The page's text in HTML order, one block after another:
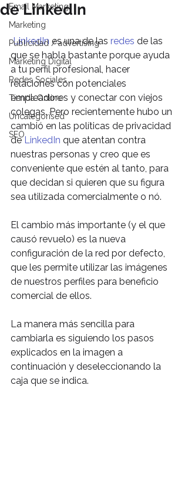
Email Marketing
Marketing
Publicidad / advertising
Marketing Digital
Redes Sociales
Tienda Online
Uncategorised
SEO
de LinkedIn
LinkedIn es una de las redes de las
que se habla bastante porque ayuda
a tu perfil profesional, hacer
relaciones con potenciales
empleadores y conectar con viejos
colegas. Pero recientemente hubo un
cambió en las políticas de privacidad
de LinkedIn que atentan contra
nuestras personas y creo que es
conveniente que estén al tanto, para
que decidan si quieren que su figura
sea utilizada comercialmente o nó.
El cambio más importante (y el que
causó revuelo) es la nueva
configuración de la red por defecto,
que les permite utilizar las imágenes
de nuestros perfiles para beneficio
comercial de ellos.
La manera más sencilla para
cambiarla es siguiendo los pasos
explicados en la imagen a
continuación y deseleccionando la
caja que se indica.